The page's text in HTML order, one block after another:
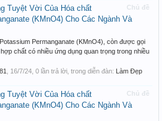
Chủ đề
Tuyệt Vời Của Hóa chất
(KMnO4) Cho Các Ngành Và
Permanganate (KMnO4), còn được gọi
hợp chất có nhiều ứng dụng quan trọng trong nhiều
16/7/24 , 0 lần trả lời, trong diễn đàn: Làm Đẹp
Chủ đề
Tuyệt Vời Của Hóa chất
(KMnO4) Cho Các Ngành Và